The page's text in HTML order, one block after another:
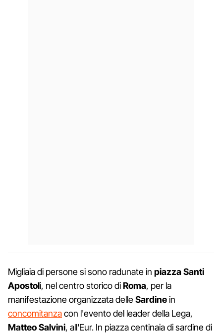
Migliaia di persone si sono radunate in piazza Santi
Apostoli, nel centro storico diRoma, per la
manifestazione organizzata delleSardinein
concomitanzacon l'evento del leader della Lega,
Matteo Salvini, all'Eur. In piazza centinaia di sardine di